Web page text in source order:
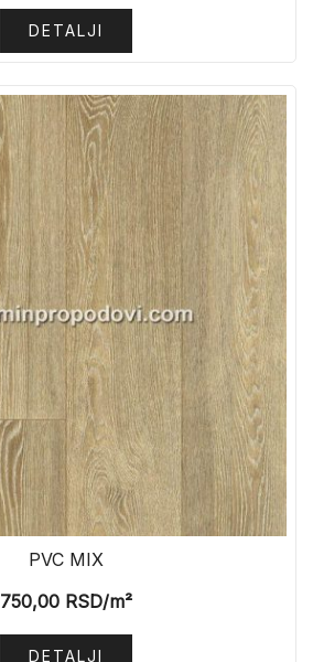
DETALJI
PVC MIX
750,00 RSD/m²
DETALJI